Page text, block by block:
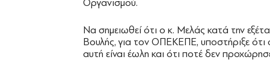
Οργανισμού.
Να σημειωθεί ότι ο κ. Μελάς κατά την
Βουλής, για τον ΟΠΕΚΕΠΕ, υποστήριξε ότι
αυτή είναι έωλη και ότι ποτέ δεν